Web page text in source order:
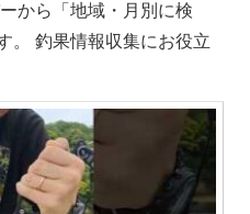
から「地域・月別に検
。 釣果情報収集にお役立